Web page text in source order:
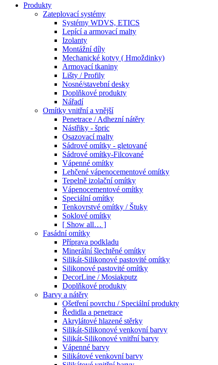
Produkty
Zateplovací systémy
Systémy WDVS, ETICS
Lepící a armovací malty
Izolanty
Montážní díly
Mechanické kotvy ( Hmoždinky)
Armovací tkaniny
Lišty / Profily
Nosné/stavební desky
Doplňkové produkty
Nářadí
Omítky vnitřní a vnější
Penetrace / Adhezní nátěry
Nástřiky - špric
Osazovací malty
Sádrové omítky - gletované
Sádrové omítky-Filcované
Vápenné omítky
Lehčené vápenocementové omítky
Tepelně izolační omítky
Vápenocementové omítky
Speciální omítky
Tenkovrstvé omítky / Štuky
Soklové omítky
[ Show all… ]
Fasádní omítky
Příprava podkladu
Minerální šlechtěné omítky
Silikát-Silikonové pastovité omítky
Silikonové pastovité omítky
DecorLine / Mosiakputz
Doplňkové produkty
Barvy a nátěry
Ošetření povrchu / Speciální produkty
Ředidla a penetrace
Akrylátové hlazené stěrky
Silikát-Silikonové venkovní barvy
Silikát-Silikonové vnitřní barvy
Vápenné barvy
Silikátové venkovní barvy